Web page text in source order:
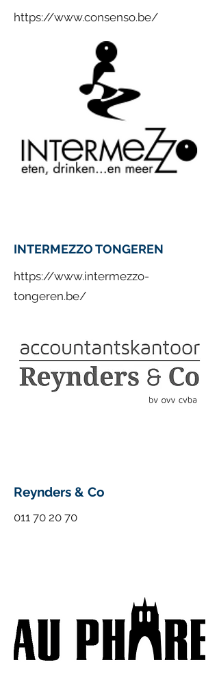
https://www.consenso.be/
INTERMEZZO TONGEREN
https://www.intermezzo-
tongeren.be/
Reynders & Co
011 70 20 70